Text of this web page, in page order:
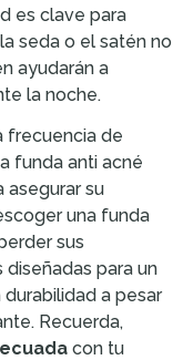
es clave para
seda o el satén no
ayudarán a
la noche.
frecuencia de
funda anti acné
asegurar su
una funda
sus
para un
a pesar
Recuerda,
con tu